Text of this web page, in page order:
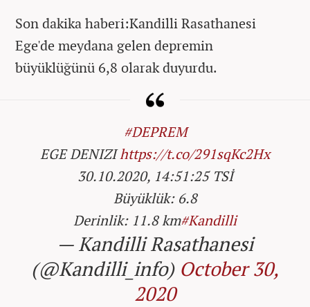
Son dakika haberi:Kandilli Rasathanesi
Ege'de meydana gelen depremin
büyüklüğünü 6,8 olarak duyurdu.
#DEPREM
EGE DENIZIhttps://t.co/291sqKc2Hx
30.10.2020, 14:51:25 TSİ
Büyüklük: 6.8
Derinlik: 11.8 km#Kandilli
— Kandilli Rasathanesi
(@Kandilli_info) October 30,
2020